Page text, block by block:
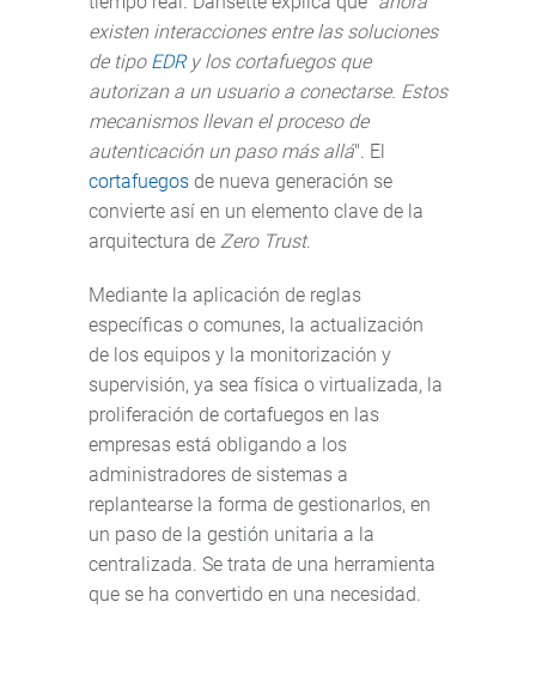
existen interacciones entre las soluciones
de tipo EDRy los cortafuegos que
autorizan a un usuario a conectarse. Estos
mecanismos llevan el proceso de
autenticación un paso más allá". El
cortafuegos de nueva generación se
convierte así en un elemento clave de la
arquitectura de Zero Trust.
Mediante la aplicación de reglas
específicas o comunes, la actualización
de los equipos y la monitorización y
supervisión, ya sea física o virtualizada, la
proliferación de cortafuegos en las
empresas está obligando a los
administradores de sistemas a
replantearse la forma de gestionarlos, en
un paso de la gestión unitaria a la
centralizada. Se trata de una herramienta
que se ha convertido en una necesidad.